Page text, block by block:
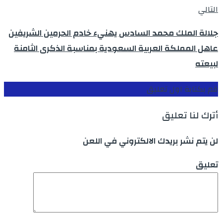
التالي
جلالة الملك محمد السادس يهنيء خادم الحرمين الشريفين
عاهل المملكة العربية السعودية بمناسبة الذكرى الثامنة
لبيعته
قم بكتابة اول تعليق
أترك لنا تعليق
لن يتم نشر بريدك الالكتروني في اللعن
تعليق